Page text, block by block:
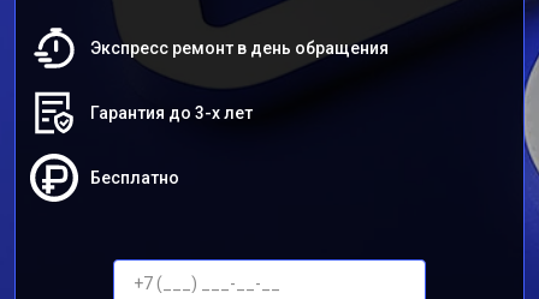
Экспресс ремонт в день обращения
Гарантия до 3-х лет
Бесплатно